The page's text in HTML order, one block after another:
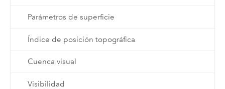
Parámetros de superficie
Índice de posición topográfica
Cuenca visual
Visibilidad